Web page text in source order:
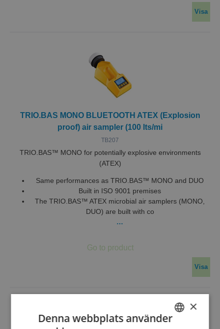
Visa
TRIO.BAS MONO BLUETOOTH ATEX (Explosion
proof) air sampler (100 lts/mi
TB207
TRIO.BAS™ MONO for potentially explosive environments
(ATEX)
Same performances as TRIO.BAS™ MONO and DUO
Built in ISO 9001 premises
The TRIO.BAS™ ATEX microbial air samplers (MONO,
DUO) are built with co
…
Visa
×
Denna webbplats använder